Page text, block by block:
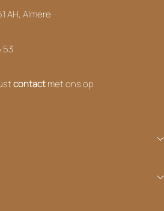
AH, Almere
contactmet ons op